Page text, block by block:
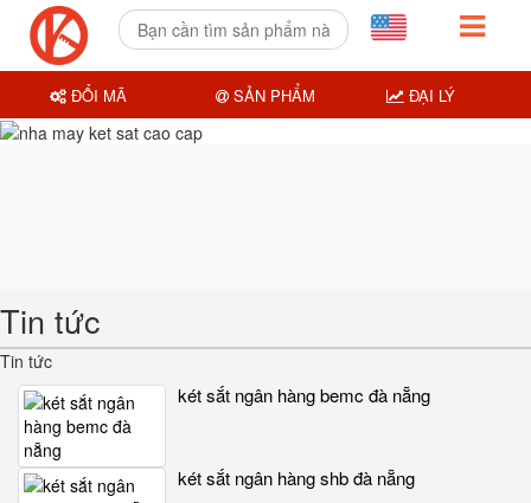
Tin tức
Tin tức
két sắt ngân hàng bemc đà nẵng
két sắt ngân hàng shb đà nẵng
ĐỔI MÃ SẢN PHẨM ĐẠI LÝ